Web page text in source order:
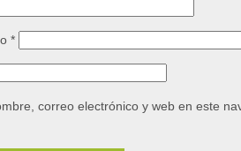
*
correo electrónico y web en este